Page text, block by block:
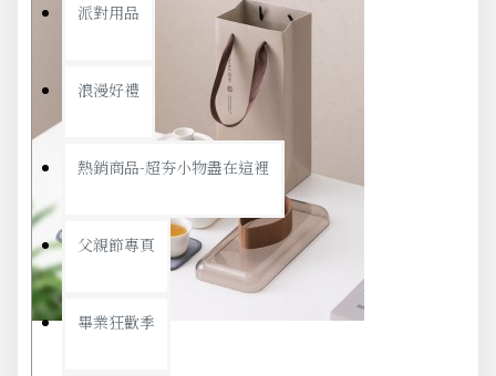
派對用品
浪漫好禮
熱銷商品-超夯小物盡在這裡
父親節專頁
畢業狂歡季